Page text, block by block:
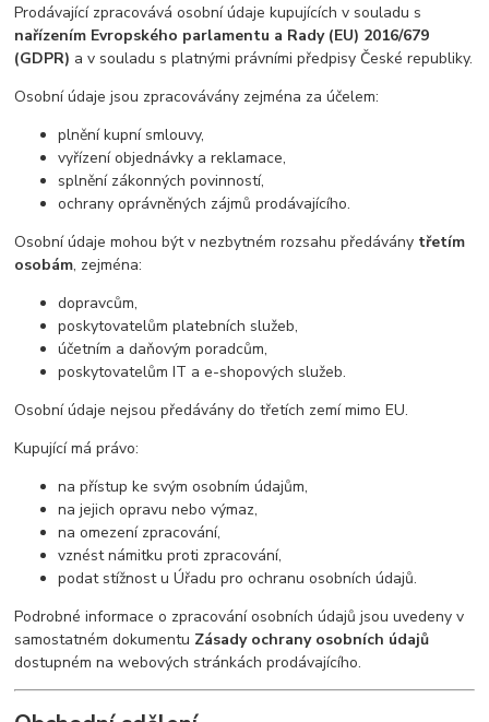
Prodávající zpracovává osobní údaje kupujících v souladu s
nařízením Evropského parlamentu a Rady (EU) 2016/679
(GDPR) a v souladu s platnými právními předpisy České republiky.
Osobní údaje jsou zpracovávány zejména za účelem:
plnění kupní smlouvy,
vyřízení objednávky a reklamace,
splnění zákonných povinností,
ochrany oprávněných zájmů prodávajícího.
Osobní údaje mohou být v nezbytném rozsahu předávány třetím
osobám, zejména:
dopravcům,
poskytovatelům platebních služeb,
účetním a daňovým poradcům,
poskytovatelům IT a e-shopových služeb.
Osobní údaje nejsou předávány do třetích zemí mimo EU.
Kupující má právo:
na přístup ke svým osobním údajům,
na jejich opravu nebo výmaz,
na omezení zpracování,
vznést námitku proti zpracování,
podat stížnost u Úřadu pro ochranu osobních údajů.
Podrobné informace o zpracování osobních údajů jsou uvedeny v
samostatném dokumentu Zásady ochrany osobních údajů
dostupném na webových stránkách prodávajícího.